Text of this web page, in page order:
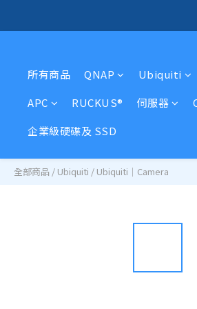
所有商品 QNAP Ubiquiti
APC
RUCKUS® 伺服器
企業級硬碟及 SSD
全部商品 / Ubiquiti / Ubiquiti｜Camera